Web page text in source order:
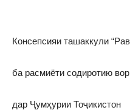
Консепсияи ташаккули
ба расмиёти содиротию
дар Ҷумҳурии Тоҷикистон